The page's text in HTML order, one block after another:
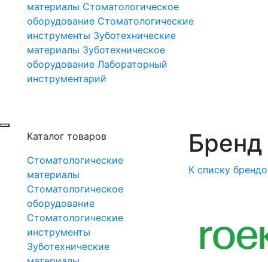
материалы Стоматологическое
оборудование Стоматологические
инструменты Зуботехнические
материалы Зуботехническое
оборудование Лабораторный
инструментарий
Каталог товаров
Стоматологические
материалы
Стоматологическое
оборудование
Стоматологические
инструменты
Зуботехнические
К списку